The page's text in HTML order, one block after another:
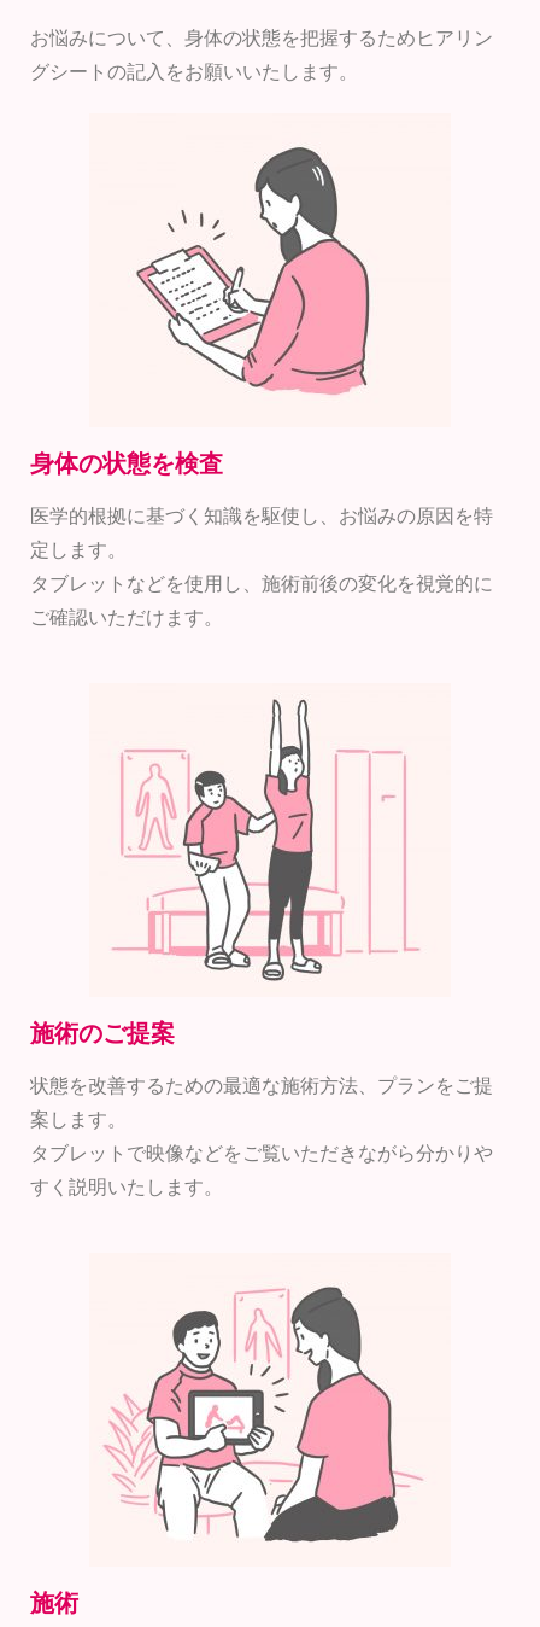
お悩みについて、身体の状態を把握するためヒアリン
グシートの記入をお願いいたします。
身体の状態を検査
医学的根拠に基づく知識を駆使し、お悩みの原因を特
定します。
タブレットなどを使用し、施術前後の変化を視覚的に
ご確認いただけます。
施術のご提案
状態を改善するための最適な施術方法、プランをご提
案します。
タブレットで映像などをご覧いただきながら分かりや
すく説明いたします。
施術